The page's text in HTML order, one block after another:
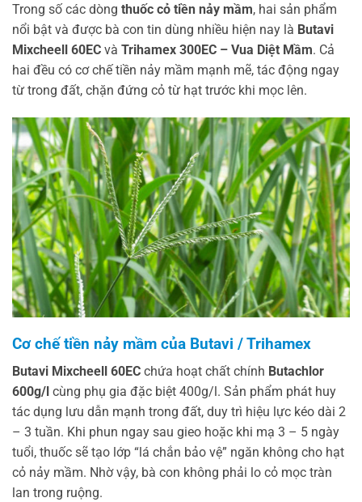
Trong số các dòng thuốc cỏ tiền nảy mầm, hai sản phẩm
nổi bật và được bà con tin dùng nhiều hiện nay là Butavi
Mixcheell 60EC và Trihamex 300EC – Vua Diệt Mầm. Cả
hai đều có cơ chế tiền nảy mầm mạnh mẽ, tác động ngay
từ trong đất, chặn đứng cỏ từ hạt trước khi mọc lên.
Cơ chế tiền nảy mầm của Butavi / Trihamex
Butavi Mixcheell 60EC chứa hoạt chất chính Butachlor
600g/l cùng phụ gia đặc biệt 400g/l. Sản phẩm phát huy
tác dụng lưu dẫn mạnh trong đất, duy trì hiệu lực kéo dài 2
– 3 tuần. Khi phun ngay sau gieo hoặc khi mạ 3 – 5 ngày
tuổi, thuốc sẽ tạo lớp “lá chắn bảo vệ” ngăn không cho hạt
cỏ nảy mầm. Nhờ vậy, bà con không phải lo cỏ mọc tràn
lan trong ruộng.